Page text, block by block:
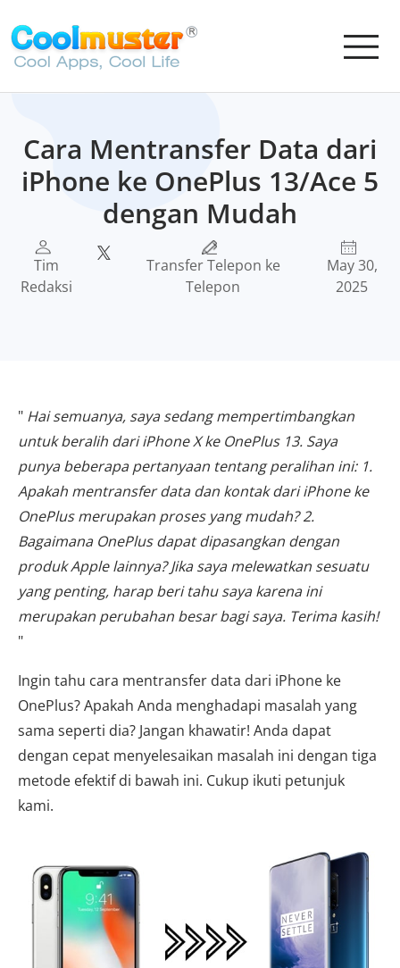
Cara Mentransfer Data dari
iPhone ke OnePlus 13/Ace 5
dengan Mudah
Tim
Redaksi
Transfer Telepon ke
Telepon
May 30,
2025
" Hai semuanya, saya sedang mempertimbangkan
untuk beralih dari iPhone X ke OnePlus 13. Saya
punya beberapa pertanyaan tentang peralihan ini: 1.
Apakah mentransfer data dan kontak dari iPhone ke
OnePlus merupakan proses yang mudah? 2.
Bagaimana OnePlus dapat dipasangkan dengan
produk Apple lainnya? Jika saya melewatkan sesuatu
yang penting, harap beri tahu saya karena ini
merupakan perubahan besar bagi saya. Terima kasih!
"
Ingin tahu cara mentransfer data dari iPhone ke
OnePlus? Apakah Anda menghadapi masalah yang
sama seperti dia? Jangan khawatir! Anda dapat
dengan cepat menyelesaikan masalah ini dengan tiga
metode efektif di bawah ini. Cukup ikuti petunjuk
kami.